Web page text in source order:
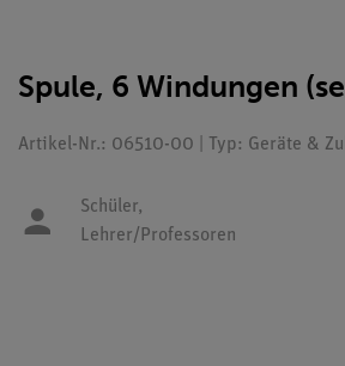
Spule, 6 Windungen
Artikel-Nr.: 06510-00 | Typ: Geräte &
Schüler,
Lehrer/Professoren